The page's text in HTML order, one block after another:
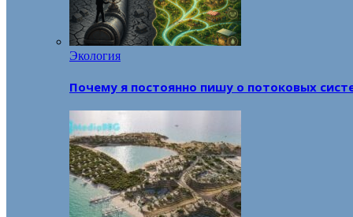
Экология
Почему я постоянно пишу о потоковых